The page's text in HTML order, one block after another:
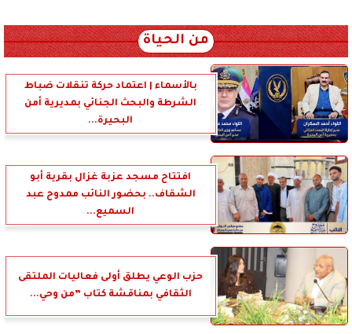
من الحياة
بالأسماء | اعتماد حركة تنقلات ضباط
الشرطة والبحث الجنائي بمديرية أمن
البحيرة...
افتتاح مسجد عزبة غزال بقرية أبو
الشقاف.. بحضور النائب ممدوح عبد
السميع...
حزب الوعي يطلق أولى فعاليات الملتقى
الثقافي بمناقشة كتاب ”من وحي...